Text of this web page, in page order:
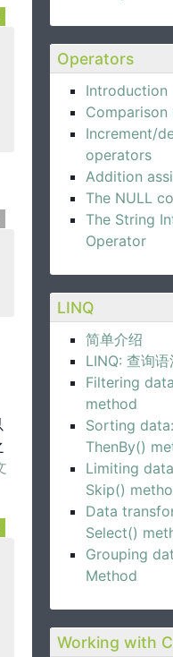
Operators
Introduction
Increment/
operators
Addition
The NULL
The String
Operator
LINQ
简单介绍
LINQ: 查询
Filtering
method
Sorting
ThenBy()
Limiting
Skip()
Data
Select()
Grouping
Method
Working with